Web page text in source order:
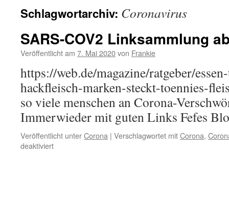
Schlagwortarchiv: Coronavirus
SARS-COV2 Linksammlung
Veröffentlicht am 7. Mai 2020von Frankie
https://web.de/magazine/ratgeber/
hackfleisch-marken-steckt-toennies-
so viele menschen an Corona-
Immerwieder mit guten Links Fefes
Veröffentlicht unterCorona | Verschlagwortet mitCorona,
deaktiviertfür